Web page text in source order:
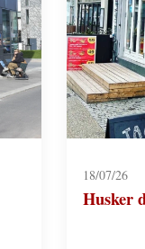
18/07/26
Husker